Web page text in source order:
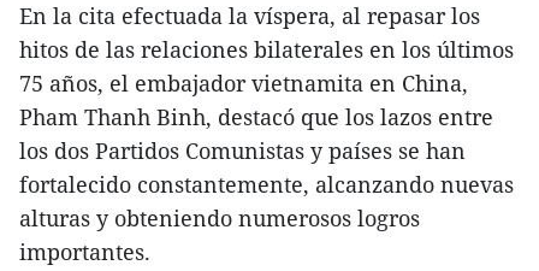
En la cita efectuada la víspera, al repasar los
hitos de las relaciones bilaterales en los últimos
75 años, el embajador vietnamita en China,
Pham Thanh Binh, destacó que los lazos entre
los dos Partidos Comunistas y países se han
fortalecido constantemente, alcanzando nuevas
alturas y obteniendo numerosos logros
importantes.